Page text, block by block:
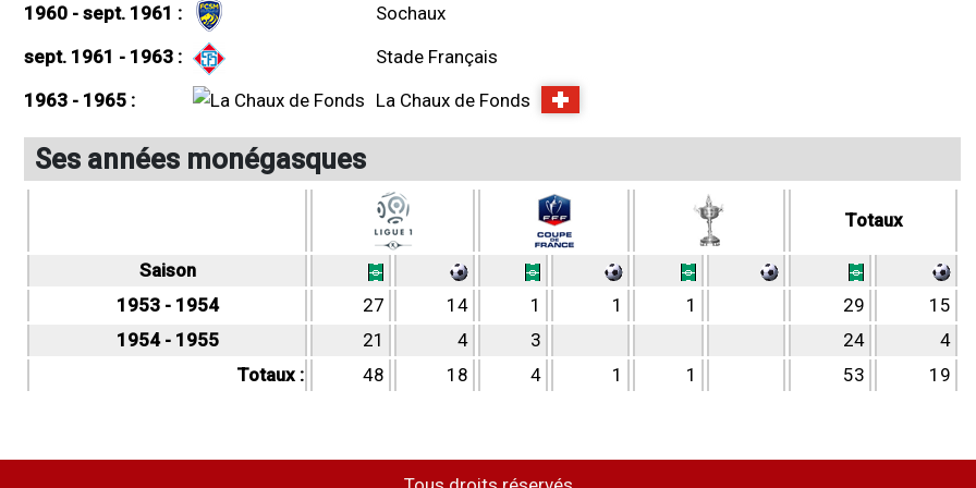
1960 - sept. 1961 :
Sochaux
sept. 1961 - 1963 :
Stade Français
1963 - 1965 :
La Chaux de Fonds
Ses années monégasques
Totaux
Saison
1953 - 1954
27 14 1 1 1 29
15
1954 - 1955
21 4 3 24
4
Totaux :
48 18 4 1 1 53 19